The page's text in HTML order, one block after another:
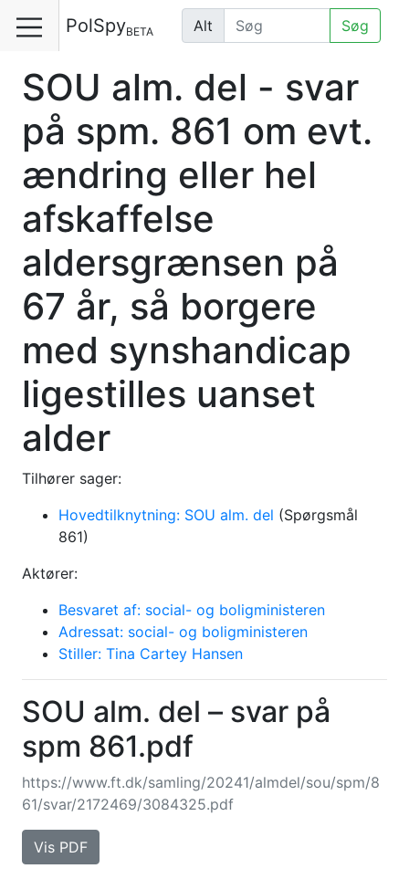
PolSpyBETA Alt Søg
SOU alm. del - svar
på spm. 861 om evt.
ændring eller hel
afskaffelse
aldersgrænsen på
67 år, så borgere
med synshandicap
ligestilles uanset
alder
Tilhører sager:
Hovedtilknytning: SOU alm. del (Spørgsmål
861)
Aktører:
Besvaret af: social- og boligministeren
Adressat: social- og boligministeren
Stiller: Tina Cartey Hansen
SOU alm. del – svar på
spm 861.pdf
https://www.ft.dk/samling/20241/almdel/sou/spm/8
61/svar/2172469/3084325.pdf
Vis PDF